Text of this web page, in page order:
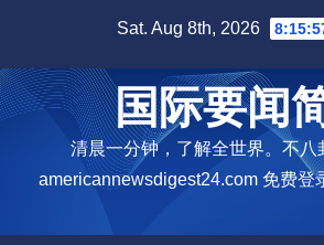
content
Sat. Aug 8th, 2026
国际要闻
清晨一分钟，了解全世界。不八
americannewsdigest24.com 免费登